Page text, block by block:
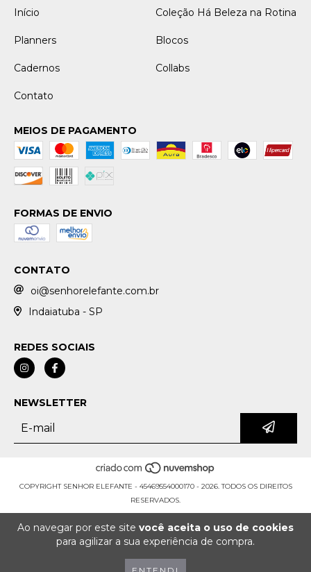
Ao navegar por este site você aceita o uso de cookies
para agilizar a sua experiência de compra.
Início
Coleção Há Beleza na Rotina
Planners Blocos
Cadernos Collabs
Contato
MEIOS DE PAGAMENTO
FORMAS DE ENVIO
CONTATO
oi@senhorelefante.com.br
Indaiatuba - SP
REDES SOCIAIS
NEWSLETTER
COPYRIGHT SENHOR ELEFANTE - 45469554000170 - 2026. TODOS OS DIREITOS
RESERVADOS.